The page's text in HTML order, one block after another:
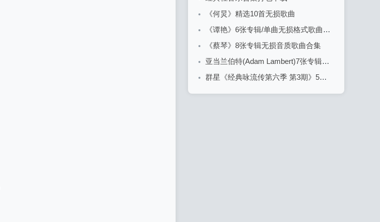
《何炅》精选10首无损歌曲
《谭艳》6张专辑/单曲无损格式歌曲合集
《蔡琴》8张专辑无损音质歌曲合集
亚当兰伯特(Adam Lambert)7张专辑精品无损音质歌曲合集
群星《经典咏流传第六季 第3期》5首精品歌曲